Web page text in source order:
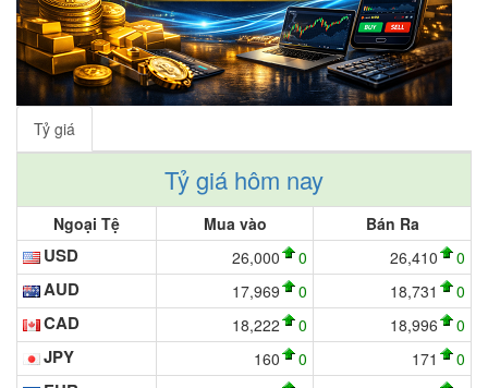
Tỷ giá
Tỷ giá hôm nay
Ngoại Tệ Mua vào Bán Ra
USD 26,000 0 26,410 0
AUD 17,969 0 18,731 0
CAD 18,222 0 18,996 0
JPY 160 0 171 0